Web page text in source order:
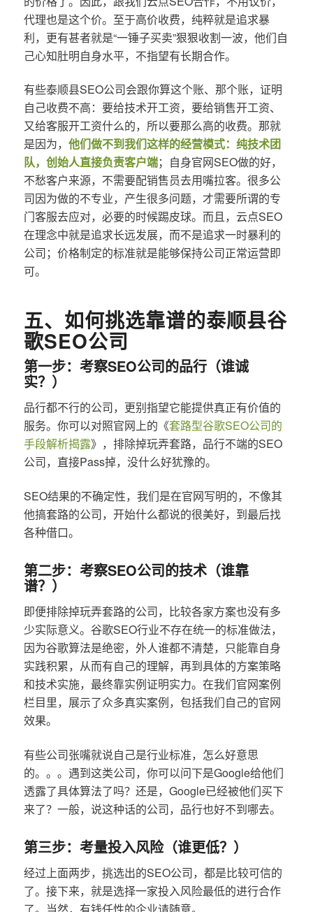
代理也是这个价。至于高价收费，纯粹就是追求暴
利，更有甚者就是“一锤子买卖”狠狠收割一波，他们自
己心知肚明自身水平，不指望有长期合作。
有些泰顺县SEO公司会跟你算这个账、那个账，证明
自己收费不高：要给技术开工资，要给销售开工资、
又给客服开工资什么的，所以要那么高的收费。那就
是因为， 他们做不到我们这样的经营模式：纯技术团
队，创始人直接负责客户端；自身官网SEO做的好，
不愁客户来源，不需要配销售员去用嘴拉客。很多公
司因为做的不专业，产生很多问题，才需要所谓的专
门客服去应对，必要的时候踢皮球。而且，云点SEO
在理念中就是追求长远发展，而不是追求一时暴利的
公司；价格制定的标准就是能够保持公司正常运营即
可。
五、如何挑选靠谱的泰顺县谷
歌SEO公司
第一步：考察SEO公司的品行（谁诚
实？）
品行都不行的公司，更别指望它能提供真正有价值的
服务。你可以对照官网上的《套路型谷歌SEO公司的
手段解析揭露》，排除掉玩弄套路，品行不端的SEO
公司，直接Pass掉，没什么好犹豫的。
SEO结果的不确定性，我们是在官网写明的，不像其
他搞套路的公司，开始什么都说的很美好，到最后找
各种借口。
第二步：考察SEO公司的技术（谁靠
谱？）
即便排除掉玩弄套路的公司，比较各家方案也没有多
少实际意义。谷歌SEO行业不存在统一的标准做法，
因为谷歌算法是绝密，外人谁都不清楚，只能靠自身
实践积累，从而有自己的理解，再到具体的方案策略
和技术实施，最终靠实例证明实力。在我们官网案例
栏目里，展示了众多真实案例，包括我们自己的官网
效果。
有些公司张嘴就说自己是行业标准，怎么好意思
的。。。遇到这类公司，你可以问下是Google给他们
透露了具体算法了吗？还是，Google已经被他们买下
来了？一般，说这种话的公司，品行也好不到哪去。
第三步：考量投入风险（谁更低？）
经过上面两步，挑选出的SEO公司，都是比较可信的
了。接下来，就是选择一家投入风险最低的进行合作